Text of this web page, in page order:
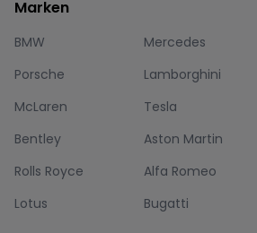
Marken
BMW Mercedes
Porsche
Lamborghini
McLaren
Tesla
Bentley
Aston Martin
Rolls Royce
Alfa Romeo
Lotus
Bugatti